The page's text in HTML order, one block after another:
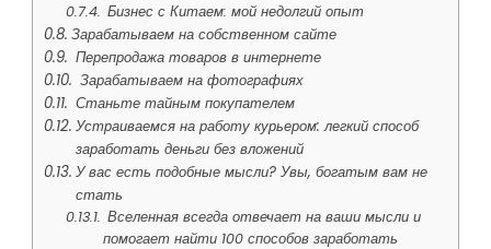
Бизнес с Китаем: мой недолгий опыт
Зарабатываем на собственном сайте
Перепродажа товаров в интернете
Зарабатываем на фотографиях
Станьте тайным покупателем
Устраиваемся на работу курьером: легкий способ
заработать деньги без вложений
У вас есть подобные мысли? Увы, богатым вам не
стать
Вселенная всегда отвечает на ваши мысли и
помогает найти 100 способов заработать